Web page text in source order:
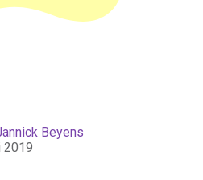
Beyens
2019